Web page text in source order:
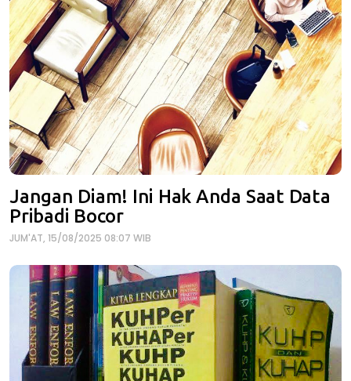
Jangan Diam! Ini Hak Anda Saat Data
Pribadi Bocor
JUM'AT, 15/08/2025 08:07 WIB